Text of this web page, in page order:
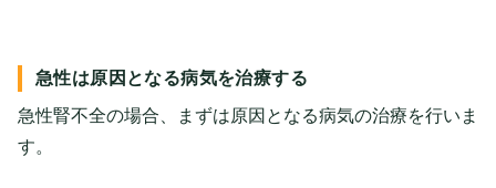
急性は原因となる病気を治療する
急性腎不全の場合、まずは原因となる病気の治療を行いま
す。